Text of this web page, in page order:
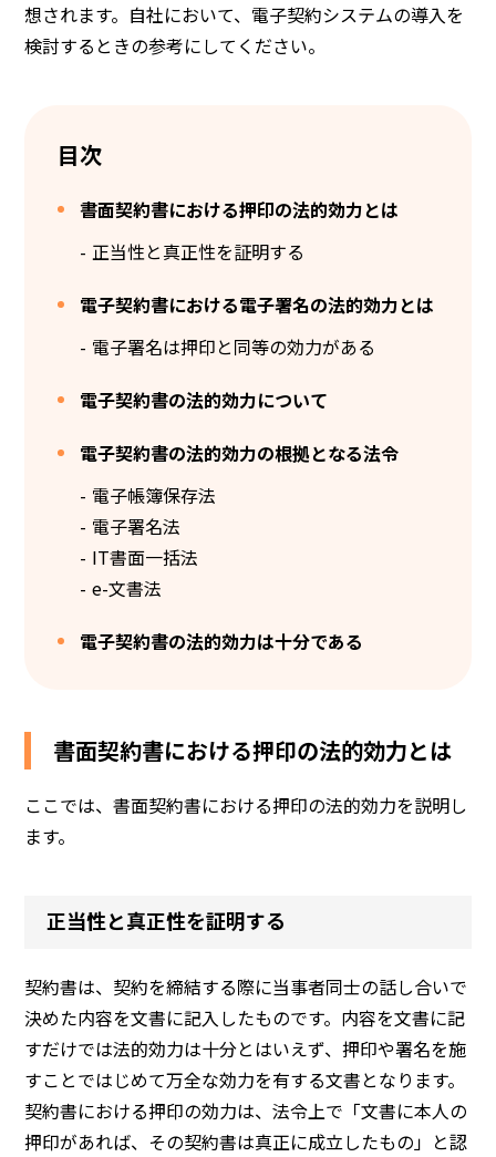
想されます。自社において、電子契約システムの導入を
検討するときの参考にしてください。
目次
書面契約書における押印の法的効力とは
正当性と真正性を証明する
電子契約書における電子署名の法的効力とは
電子署名は押印と同等の効力がある
電子契約書の法的効力について
電子契約書の法的効力の根拠となる法令
電子帳簿保存法
電子署名法
IT書面一括法
e-文書法
電子契約書の法的効力は十分である
書面契約書における押印の法的効力とは
ここでは、書面契約書における押印の法的効力を説明し
ます。
正当性と真正性を証明する
契約書は、契約を締結する際に当事者同士の話し合いで
決めた内容を文書に記入したものです。内容を文書に記
すだけでは法的効力は十分とはいえず、押印や署名を施
すことではじめて万全な効力を有する文書となります。
契約書における押印の効力は、法令上で「文書に本人の
押印があれば、その契約書は真正に成立したもの」と認